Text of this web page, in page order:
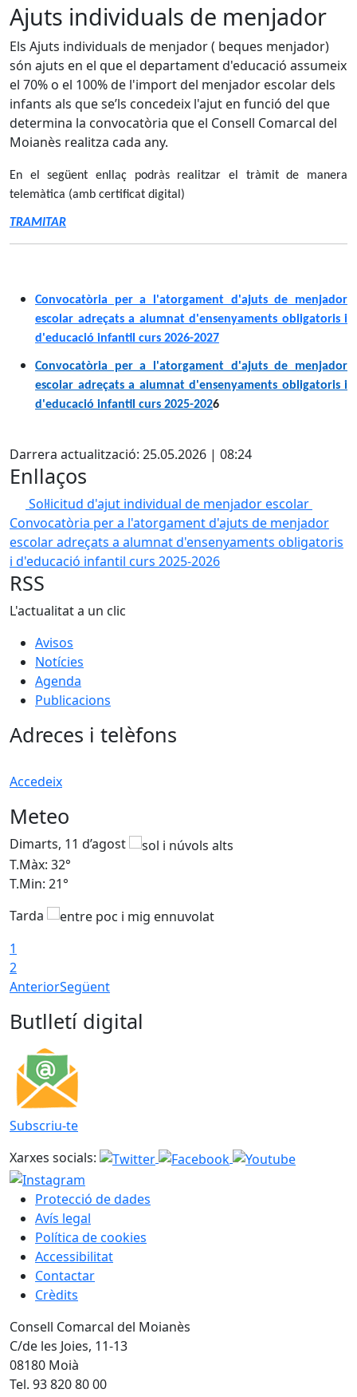
Ajuts individuals de menjador
Els Ajuts individuals de menjador ( beques menjador)
són ajuts en el que el departament d'educació assumeix
el 70% o el 100% de l'import del menjador escolar dels
infants als que se’ls concedeix l'ajut en funció del que
determina la convocatòria que el Consell Comarcal del
Moianès realitza cada any.
En el següent enllaç podràs realitzar el tràmit de manera
telemàtica (amb certificat digital)
TRAMITAR
Convocatòria per a l'atorgament d'ajuts de menjador
escolar adreçats a alumnat d'ensenyaments obligatoris i
d'educació infantil curs 2026-2027
Convocatòria per a l'atorgament d'ajuts de menjador
escolar adreçats a alumnat d'ensenyaments obligatoris i
d'educació infantil curs 2025-2026
Darrera actualització: 25.05.2026 | 08:24
Enllaços
Sol·licitud d'ajut individual de menjador escolar
Convocatòria per a l'atorgament d'ajuts de menjador
escolar adreçats a alumnat d'ensenyaments obligatoris
i d'educació infantil curs 2025-2026
RSS
L'actualitat a un clic
Avisos
Notícies
Agenda
Publicacions
Adreces i telèfons
Accedeix
Meteo
Dimarts, 11 d’agost
T.Màx: 32°
T.Min: 21°
Tarda
1
2
AnteriorSegüent
Butlletí digital
Subscriu-te
Xarxes socials:
Protecció de dades
Avís legal
Política de cookies
Accessibilitat
Contactar
Crèdits
Consell Comarcal del Moianès
C/de les Joies, 11-13
08180 Moià
Tel. 93 820 80 00